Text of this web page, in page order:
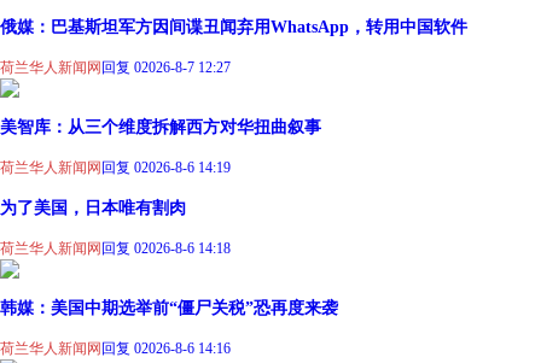
俄媒：巴基斯坦军方因间谍丑闻弃用WhatsApp，转用中国软件
荷兰华人新闻网 回复 02026-8-7 12:27
美智库：从三个维度拆解西方对华扭曲叙事
荷兰华人新闻网 回复 02026-8-6 14:19
为了美国，日本唯有割肉
荷兰华人新闻网 回复 02026-8-6 14:18
韩媒：美国中期选举前“僵尸关税”恐再度来袭
荷兰华人新闻网 回复 02026-8-6 14:16